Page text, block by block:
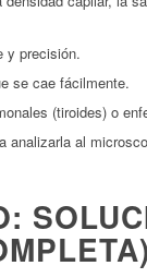
y precisión.
se cae fácilmente.
(tiroides) o
analizarla al